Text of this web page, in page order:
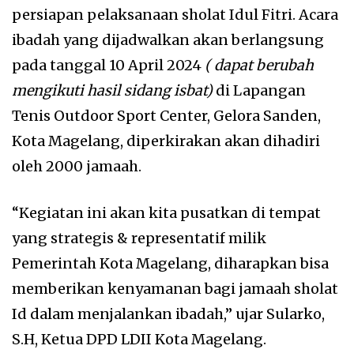
persiapan pelaksanaan sholat Idul Fitri. Acara
ibadah yang dijadwalkan akan berlangsung
pada tanggal 10 April 2024 ( dapat berubah
mengikuti hasil sidang isbat)di Lapangan
Tenis Outdoor Sport Center, Gelora Sanden,
Kota Magelang, diperkirakan akan dihadiri
oleh 2000 jamaah.
“Kegiatan ini akan kita pusatkan di tempat
yang strategis & representatif milik
Pemerintah Kota Magelang, diharapkan bisa
memberikan kenyamanan bagi jamaah sholat
Id dalam menjalankan ibadah,” ujar Sularko,
S.H, Ketua DPD LDII Kota Magelang.